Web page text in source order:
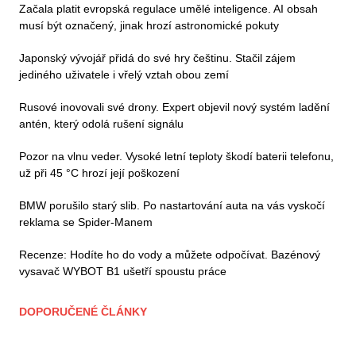
Začala platit evropská regulace umělé inteligence. AI obsah
musí být označený, jinak hrozí astronomické pokuty
Japonský vývojář přidá do své hry češtinu. Stačil zájem
jediného uživatele i vřelý vztah obou zemí
Rusové inovovali své drony. Expert objevil nový systém ladění
antén, který odolá rušení signálu
Pozor na vlnu veder. Vysoké letní teploty škodí baterii telefonu,
už při 45 °C hrozí její poškození
BMW porušilo starý slib. Po nastartování auta na vás vyskočí
reklama se Spider-Manem
Recenze: Hodíte ho do vody a můžete odpočívat. Bazénový
vysavač WYBOT B1 ušetří spoustu práce
DOPORUČENÉ ČLÁNKY